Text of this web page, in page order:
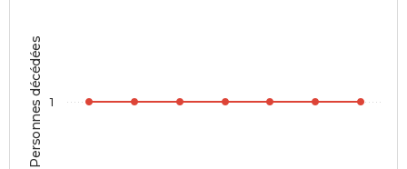
Personnes décédées 1